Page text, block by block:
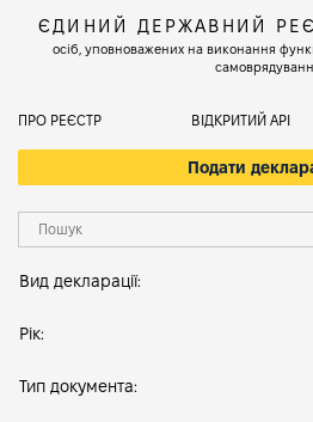
ЄДИНИЙ ДЕРЖАВНИЙ
осіб, уповноважених на виконання
ПРО РЕЄСТР ВІДКРИТИЙ АРІ
Подати
Вид декларації:
Рік:
Тип документа: